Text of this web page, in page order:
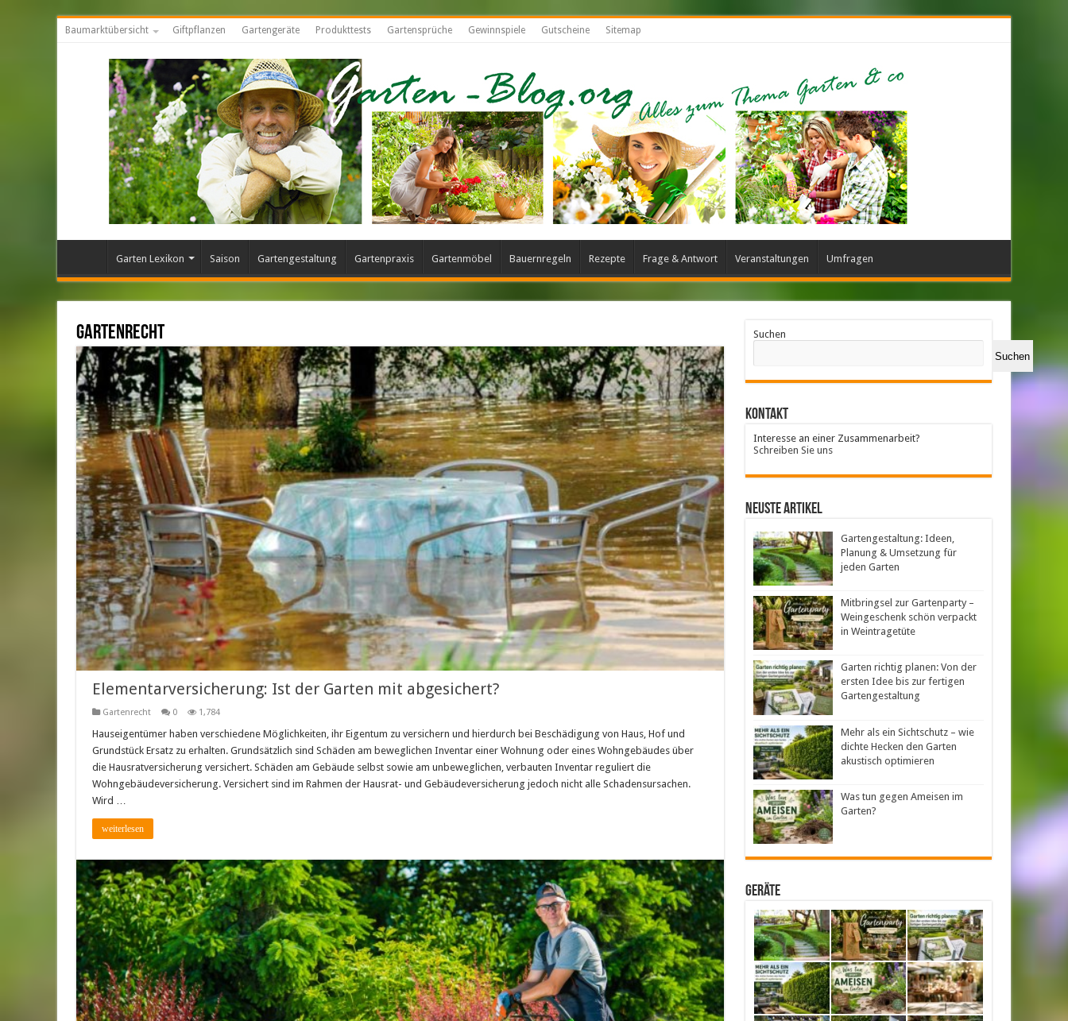
Baumarktübersicht Giftpflanzen Gartengeräte Produkttests Gartensprüche Gewinnspiele Gutscheine Sitemap
Garten Lexikon Saison Gartengestaltung Gartenpraxis Gartenmöbel Bauernregeln Rezepte Frage & Antwort Veranstaltungen Umfragen
Gartenrecht
Elementarversicherung: Ist der Garten mit abgesichert?
Gartenrecht 0 1,784
Hauseigentümer haben verschiedene Möglichkeiten, ihr Eigentum zu versichern und hierdurch bei Beschädigung von Haus, Hof und
Grundstück Ersatz zu erhalten. Grundsätzlich sind Schäden am beweglichen Inventar einer Wohnung oder eines Wohngebäudes über
die Hausratversicherung versichert. Schäden am Gebäude selbst sowie am unbeweglichen, verbauten Inventar reguliert die
Wohngebäudeversicherung. Versichert sind im Rahmen der Hausrat- und Gebäudeversicherung jedoch nicht alle Schadensursachen.
Wird …
weiterlesen
Suchen
Suchen
Kontakt
Interesse an einer Zusammenarbeit?
Schreiben Sie uns
neuste Artikel
Gartengestaltung: Ideen,
Planung & Umsetzung für
jeden Garten
Mitbringsel zur Gartenparty –
Weingeschenk schön verpackt
in Weintragetüte
Garten richtig planen: Von der
ersten Idee bis zur fertigen
Gartengestaltung
Mehr als ein Sichtschutz – wie
dichte Hecken den Garten
akustisch optimieren
Was tun gegen Ameisen im
Garten?
Geräte